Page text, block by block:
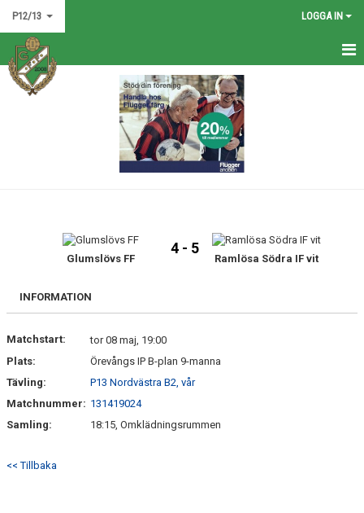
P12/13 LOGGA IN
HEM
BILDGALLERI
DOKUMENT
Glumslövs FF
4 - 5
Ramlösa Södra IF vit
INFORMATION
Matchstart:
tor 08 maj, 19:00
Plats:
Örevångs IP B-plan 9-manna
Tävling:
P13 Nordvästra B2, vår
Matchnummer: 131419024
Samling:
18:15, Omklädningsrummen
<< Tillbaka